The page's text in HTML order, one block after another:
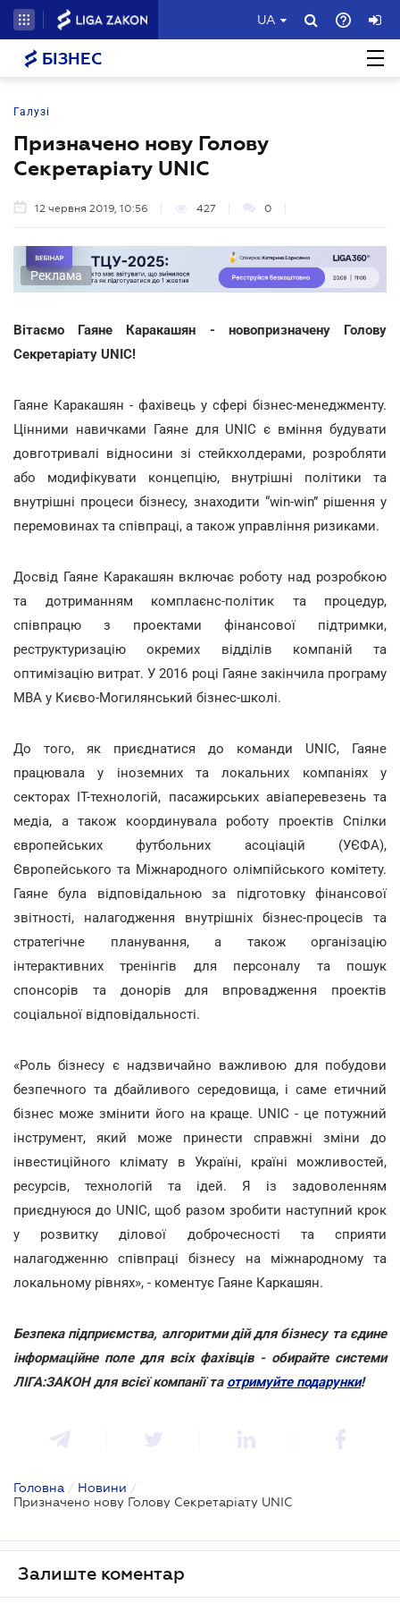
UA
БІЗНЕС
Галузі
Призначено нову Голову
Секретаріату UNIC
12 червня 2019, 10:56 427 0
Реклама
Вітаємо Гаяне Каракашян - новопризначену Голову
Секретаріату UNIC!
Гаяне Каракашян - фахівець у сфері бізнес-менеджменту.
Цінними навичками Гаяне для UNIC є вміння будувати
довготривалі відносини зі стейкхолдерами, розробляти
або модифікувати концепцію, внутрішні політики та
внутрішні процеси бізнесу, знаходити “win-win” рішення у
перемовинах та співпраці, а також управління ризиками.
Досвід Гаяне Каракашян включає роботу над розробкою
та дотриманням комплаєнс-політик та процедур,
співпрацю з проектами фінансової підтримки,
реструктуризацію окремих відділів компаній та
оптимізацію витрат. У 2016 році Гаяне закінчила програму
MBA у Києво-Могилянський бізнес-школі.
До того, як приєднатися до команди UNIC, Гаяне
працювала у іноземних та локальних компаніях у
секторах IT-технологій, пасажирських авіаперевезень та
медіа, а також координувала роботу проектів Спілки
європейських футбольних асоціацій (УЄФА),
Європейського та Міжнародного олімпійського комітету.
Гаяне була відповідальною за підготовку фінансової
звітності, налагодження внутрішніх бізнес-процесів та
стратегічне планування, а також організацію
інтерактивних тренінгів для персоналу та пошук
спонсорів та донорів для впровадження проектів
соціальної відповідальності.
«Роль бізнесу є надзвичайно важливою для побудови
безпечного та дбайливого середовища, і саме етичний
бізнес може змінити його на краще. UNIC - це потужний
інструмент, який може принести справжні зміни до
інвестиційного клімату в Україні, країні можливостей,
ресурсів, технологій та ідей. Я із задоволенням
приєднуюся до UNIC, щоб разом зробити наступний крок
у розвитку ділової доброчесності та сприяти
налагодженню співпраці бізнесу на міжнародному та
локальному рівнях», - коментує Гаяне Каркашян.
Безпека підприємства, алгоритми дій для бізнесу та єдине
інформаційне поле для всіх фахівців - обирайте системи
ЛІГА:ЗАКОН для всієї компанії та отримуйте подарунки!
Головна / Новини /
Призначено нову Голову Секретаріату UNIC
Залиште коментар